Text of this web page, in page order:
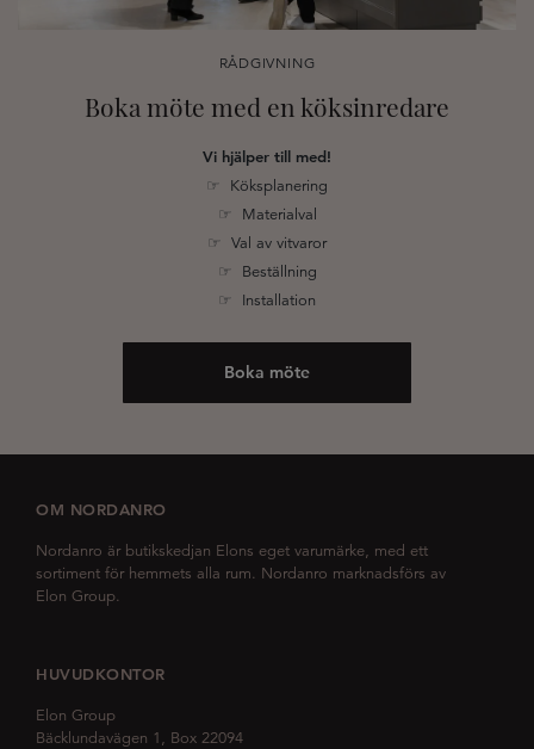
RÅDGIVNING
Boka möte med en köksinredare
Vi hjälper till med!
☞ Köksplanering
☞ Materialval
☞ Val av vitvaror
☞ Beställning
☞ Installation
Boka möte
OM NORDANRO
Nordanro är butikskedjan Elons eget varumärke, med ett
sortiment för hemmets alla rum. Nordanro marknadsförs av
Elon Group.
HUVUDKONTOR
Elon Group
Bäcklundavägen 1, Box 22094